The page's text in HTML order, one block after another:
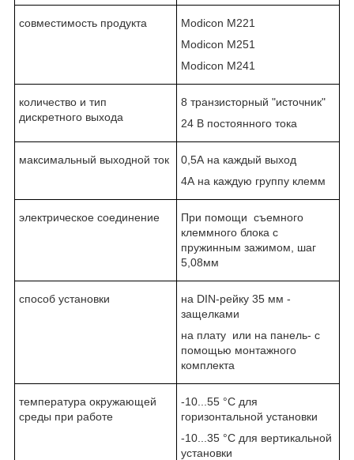
совместимость продукта
Modicon M221
Modicon M251
Modicon M241
количество и тип
дискретного выхода
8 транзисторный "источник"
24 В постоянного тока
максимальный выходной ток
0,5А на каждый выход
4А на каждую группу клемм
электрическое соединение
При помощи съемного
клеммного блока с
пружинным зажимом, шаг
5,08мм
способ установки
на DIN-рейку 35 мм -
защелками
на плату или на панель- с
помощью монтажного
комплекта
температура окружающей
среды при работе
-10...55 °C для
горизонтальной установки
-10...35 °C для вертикальной
установки